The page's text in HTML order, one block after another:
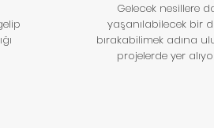
Gelecek nesillere
yaşanılabilecek bir
bırakabilimek adına
projelerde yer